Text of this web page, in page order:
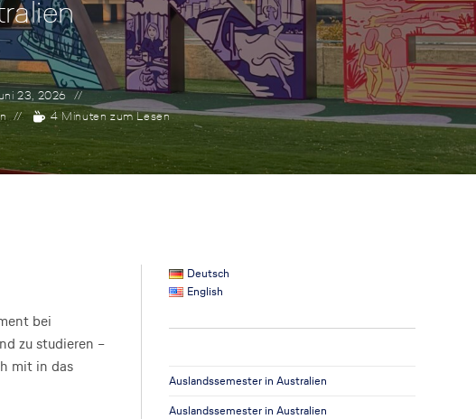
23, 2026
4 Minuten zum Lesen
bei
zu studieren –
mit in das
Deutsch
English
Auslandssemester in Australien
Auslandssemester in Australien